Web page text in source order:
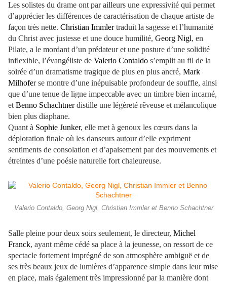
Les solistes du drame ont par ailleurs une expressivité qui permet
d’apprécier les différences de caractérisation de chaque artiste de
façon très nette. Christian Immlertraduit la sagesse et l’humanité
du Christ avec justesse et une douce humilité, Georg Nigl, en
Pilate, a le mordant d’un prédateur et une posture d’une solidité
inflexible, l’évangéliste de Valerio Contaldo s’emplit au fil de la
soirée d’un dramatisme tragique de plus en plus ancré, Mark
Milhofer se montre d’une inépuisable profondeur de souffle, ainsi
que d’une tenue de ligne impeccable avec un timbre bien incarné,
et Benno Schachtnerdistille une légèreté rêveuse et mélancolique
bien plus diaphane.
Quant à Sophie Junker, elle met à genoux les cœurs dans la
déploration finale où les danseurs autour d’elle expriment
sentiments de consolation et d’apaisement par des mouvements et
étreintes d’une poésie naturelle fort chaleureuse.
Valerio Contaldo, Georg Nigl, Christian Immler et Benno Schachtner
Salle pleine pour deux soirs seulement, le directeur, Michel
Franck, ayant même cédé sa place à la jeunesse, on ressort de ce
spectacle fortement imprégné de son atmosphère ambiguë et de
ses très beaux jeux de lumières d’apparence simple dans leur mise
en place, mais également très impressionné par la manière dont